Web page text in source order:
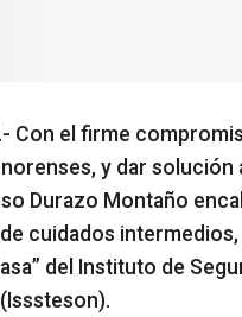
Con el firme
y dar solución
Durazo Montaño
cuidados intermedios,
del Instituto de